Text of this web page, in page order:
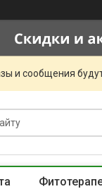
и сообщения